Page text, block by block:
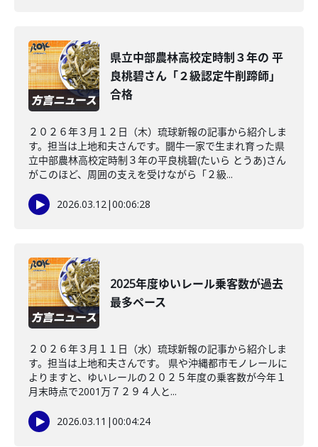
県立中部農林高校定時制３年の 平
良桃碧さん「２級認定牛削蹄師」
合格
２０２６年３月１２日（木）琉球新報の記事から紹介しま
す。担当は上地和夫さんです。闘牛一家で生まれ育った県
立中部農林高校定時制３年の平良桃碧(たいら とうあ)さん
がこのほど、周囲の支えを受けながら「２級...
2026.03.12|00:06:28
2025年度ゆいレール乗客数が過去
最多ペース
２０２６年３月１１日（水）琉球新報の記事から紹介しま
す。担当は上地和夫さんです。 県や沖縄都市モノレールに
よりますと、ゆいレールの２０２５年度の乗客数が今年１
月末時点で2001万７２９４人と...
2026.03.11 |00:04:24